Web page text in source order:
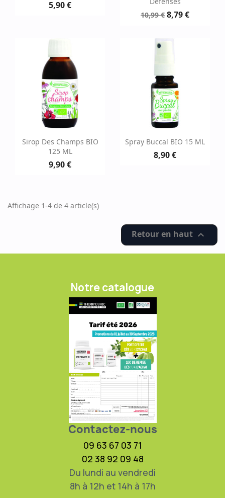
5,90 €
10,99 € 8,79 €
Sirop Des Champs BIO
125 ML
9,90 €
Spray Buccal BIO 15 ML
8,90 €
Affichage 1-4 de 4 article(s)
Retour en haut 
Notre catalogue
Contactez-nous
09 63 67 03 71
02 38 92 09 48
Du lundi au vendredi
8h à 12h et 14h à 17h